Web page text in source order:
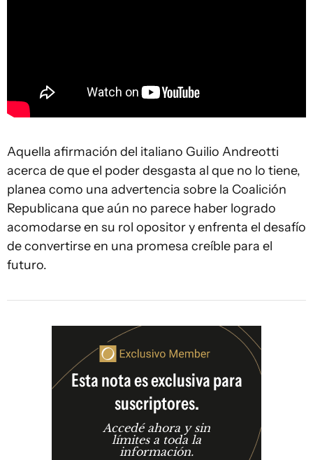
Aquella afirmación del italiano Guilio Andreotti
acerca de que el poder desgasta al que no lo tiene,
planea como una advertencia sobre la Coalición
Republicana que aún no parece haber logrado
acomodarse en su rol opositor y enfrenta el desafío
de convertirse en una promesa creíble para el
futuro.
Esta nota es exclusiva para
suscriptores.
Accedé ahora y sin
límites a toda la
información.